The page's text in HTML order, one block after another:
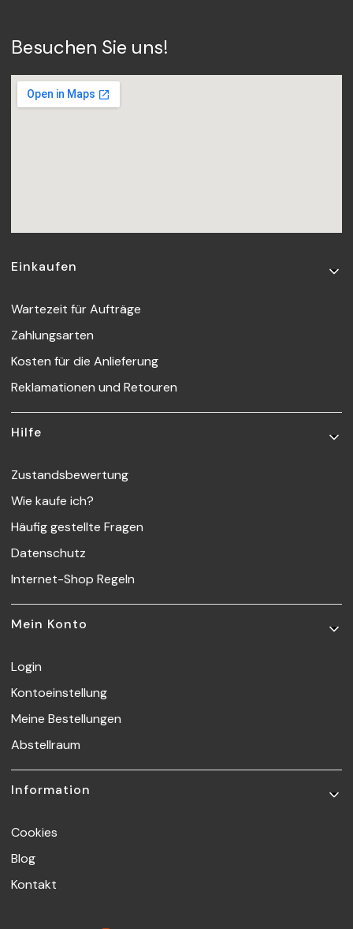
Besuchen Sie uns!
Fußzeilenmenü
Einkaufen
Wartezeit für Aufträge
Zahlungsarten
Kosten für die Anlieferung
Reklamationen und Retouren
Hilfe
Zustandsbewertung
Wie kaufe ich?
Häufig gestellte Fragen
Datenschutz
Internet-Shop Regeln
Mein Konto
Login
Kontoeinstellung
Meine Bestellungen
Abstellraum
Information
Cookies
Blog
Kontakt